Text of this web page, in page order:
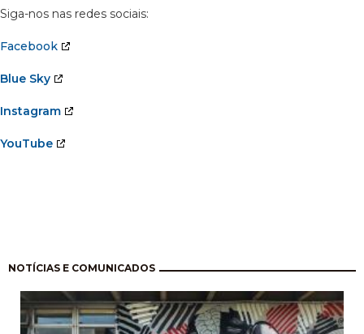
Siga-nos nas redes sociais:
Facebook
Blue Sky
Instagram
YouTube
NOTÍCIAS E COMUNICADOS
Pagination